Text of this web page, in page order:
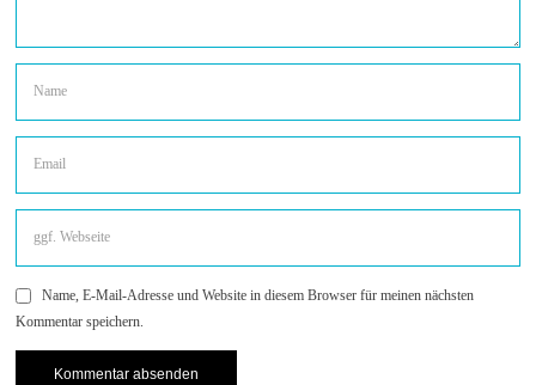
Name, E-Mail-Adresse und Website in diesem Browser für meinen nächsten
Kommentar speichern.